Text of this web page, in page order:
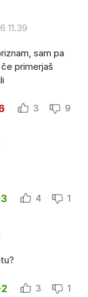
11.39
sam pa
primerjaš
3 9
4 1
3 1